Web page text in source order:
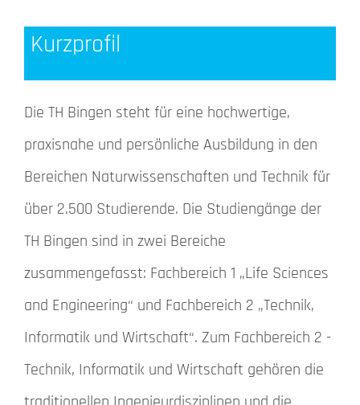
Kurzprofil
Die TH Bingen steht für eine hochwertige,
praxisnahe und persönliche Ausbildung in den
Bereichen Naturwissenschaften und Technik für
über 2.500 Studierende. Die Studiengänge der
TH Bingen sind in zwei Bereiche
zusammengefasst: Fachbereich 1 „Life Sciences
and Engineering“ und Fachbereich 2 „Technik,
Informatik und Wirtschaft“. Zum Fachbereich 2 -
Technik, Informatik und Wirtschaft gehören die